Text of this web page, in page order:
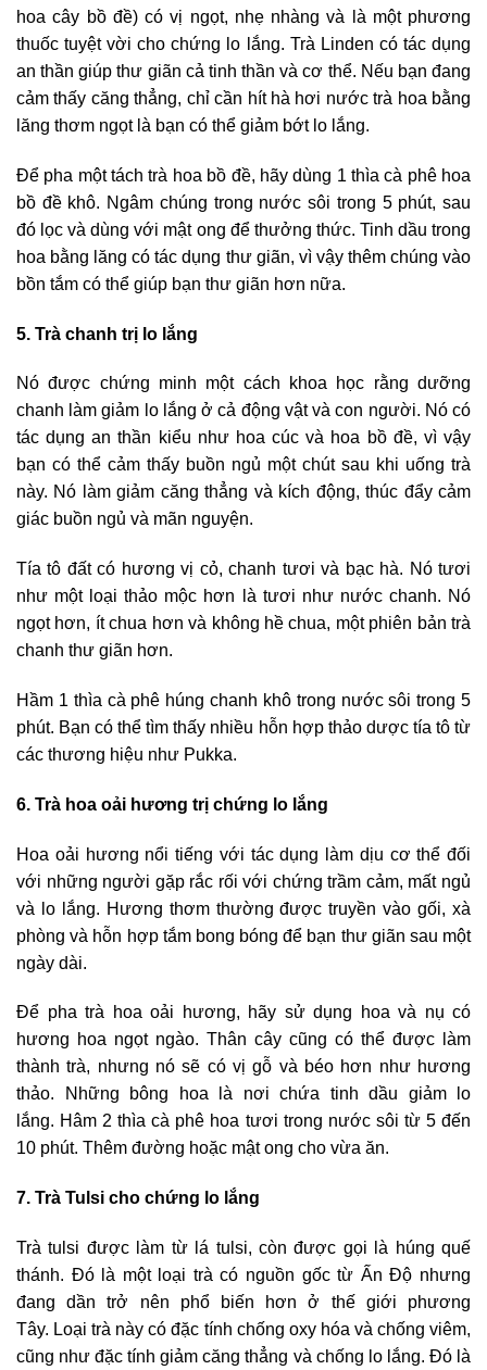
hoa cây bồ đề) có vị ngọt, nhẹ nhàng và là một phương
thuốc tuyệt vời cho chứng lo lắng. Trà Linden có tác dụng
an thần giúp thư giãn cả tinh thần và cơ thể. Nếu bạn đang
cảm thấy căng thẳng, chỉ cần hít hà hơi nước trà hoa bằng
lăng thơm ngọt là bạn có thể giảm bớt lo lắng.
Để pha một tách trà hoa bồ đề, hãy dùng 1 thìa cà phê hoa
bồ đề khô. Ngâm chúng trong nước sôi trong 5 phút, sau
đó lọc và dùng với mật ong để thưởng thức. Tinh dầu trong
hoa bằng lăng có tác dụng thư giãn, vì vậy thêm chúng vào
bồn tắm có thể giúp bạn thư giãn hơn nữa.
5. Trà chanh trị lo lắng
Nó được chứng minh một cách khoa học rằng dưỡng
chanh làm giảm lo lắng ở cả động vật và con người. Nó có
tác dụng an thần kiểu như hoa cúc và hoa bồ đề, vì vậy
bạn có thể cảm thấy buồn ngủ một chút sau khi uống trà
này. Nó làm giảm căng thẳng và kích động, thúc đẩy cảm
giác buồn ngủ và mãn nguyện.
Tía tô đất có hương vị cỏ, chanh tươi và bạc hà. Nó tươi
như một loại thảo mộc hơn là tươi như nước chanh. Nó
ngọt hơn, ít chua hơn và không hề chua, một phiên bản trà
chanh thư giãn hơn.
Hầm 1 thìa cà phê húng chanh khô trong nước sôi trong 5
phút. Bạn có thể tìm thấy nhiều hỗn hợp thảo dược tía tô từ
các thương hiệu như Pukka.
6. Trà hoa oải hương trị chứng lo lắng
Hoa oải hương nổi tiếng với tác dụng làm dịu cơ thể đối
với những người gặp rắc rối với chứng trầm cảm, mất ngủ
và lo lắng. Hương thơm thường được truyền vào gối, xà
phòng và hỗn hợp tắm bong bóng để bạn thư giãn sau một
ngày dài.
Để pha trà hoa oải hương, hãy sử dụng hoa và nụ có
hương hoa ngọt ngào. Thân cây cũng có thể được làm
thành trà, nhưng nó sẽ có vị gỗ và béo hơn như hương
thảo. Những bông hoa là nơi chứa tinh dầu giảm lo
lắng. Hâm 2 thìa cà phê hoa tươi trong nước sôi từ 5 đến
10 phút. Thêm đường hoặc mật ong cho vừa ăn.
7. Trà Tulsi cho chứng lo lắng
Trà tulsi được làm từ lá tulsi, còn được gọi là húng quế
thánh. Đó là một loại trà có nguồn gốc từ Ấn Độ nhưng
đang dần trở nên phổ biến hơn ở thế giới phương
Tây. Loại trà này có đặc tính chống oxy hóa và chống viêm,
cũng như đặc tính giảm căng thẳng và chống lo lắng. Đó là